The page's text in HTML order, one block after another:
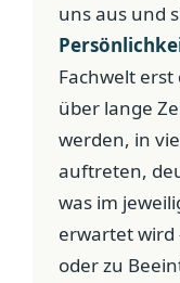
uns aus und
Fachwelt
über lange
werden, in
auftreten,
was im
erwartet wird
oder zu